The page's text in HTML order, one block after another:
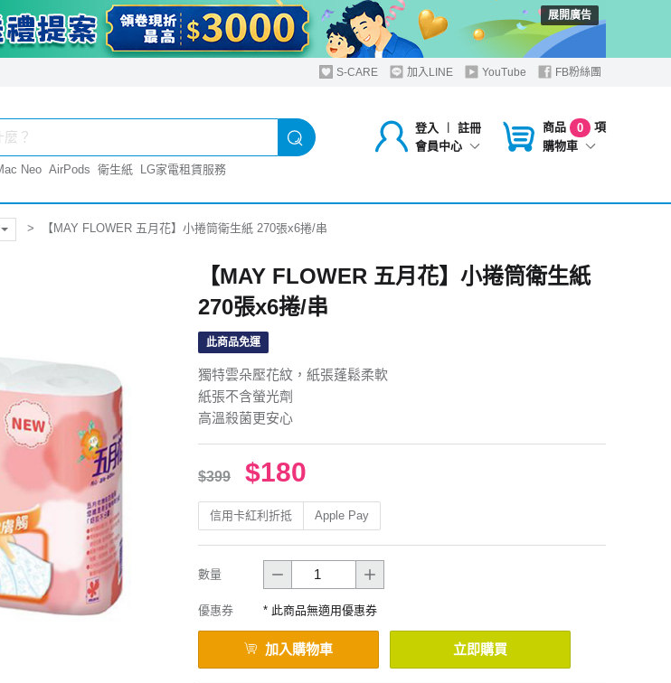
展開廣告
S-CARE 加入LINE YouTube FB粉絲團
登入 ︱
註冊
會員中心
商品 0
項
購物車
Neo AirPods 衛生紙 LG家電租賃服務
【MAY FLOWER 五月花】小捲筒衛生紙 270張x6捲/串
【MAY FLOWER 五月花】小捲筒衛生紙
270張x6捲/串
此商品免運
獨特雲朵壓花紋，紙張蓬鬆柔軟
紙張不含螢光劑
高溫殺菌更安心
$399 $180
信用卡紅利折抵 Apple Pay
數量
優惠券 * 此商品無適用優惠券
加入購物車 立即購買